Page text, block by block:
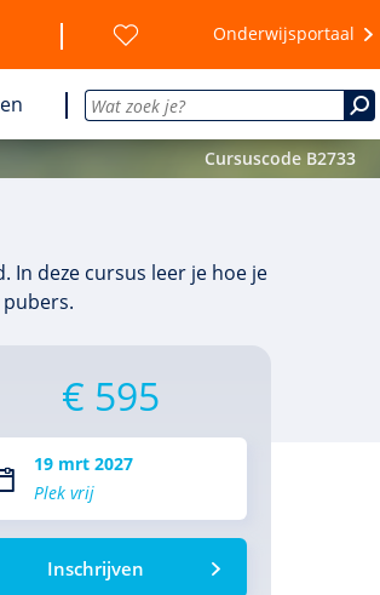
Onderwijsportaal
Cursuscode B2733
In deze cursus leer je hoe je
€ 595
19 mrt 2027
Plek vrij
Inschrijven